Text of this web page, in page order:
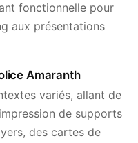
fonctionnelle pour
aux présentations
Amaranth
variés, allant de
de supports
des cartes de